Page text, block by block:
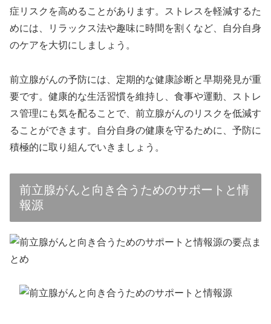
症リスクを高めることがあります。ストレスを軽減するた
めには、リラックス法や趣味に時間を割くなど、自分自身
のケアを大切にしましょう。
前立腺がんの予防には、定期的な健康診断と早期発見が重
要です。健康的な生活習慣を維持し、食事や運動、ストレ
ス管理にも気を配ることで、前立腺がんのリスクを低減す
ることができます。自分自身の健康を守るために、予防に
積極的に取り組んでいきましょう。
前立腺がんと向き合うためのサポートと情
報源